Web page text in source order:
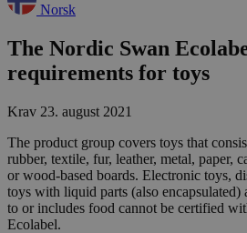
Norsk
The Nordic Swan
requirements for toys
Krav 23. august 2021
The product group covers toys that
rubber, textile, fur, leather, metal, paper,
or wood-based boards. Electronic toys,
toys with liquid parts (also encapsulated)
to or includes food cannot be certified
Ecolabel.